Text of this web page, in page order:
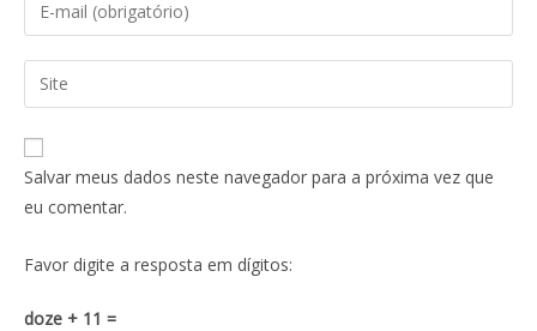
Salvar meus dados neste navegador para a próxima vez que
eu comentar.
Favor digite a resposta em dígitos:
doze + 11 =